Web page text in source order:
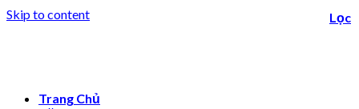
Skip to content
Trang Chủ
Lọc